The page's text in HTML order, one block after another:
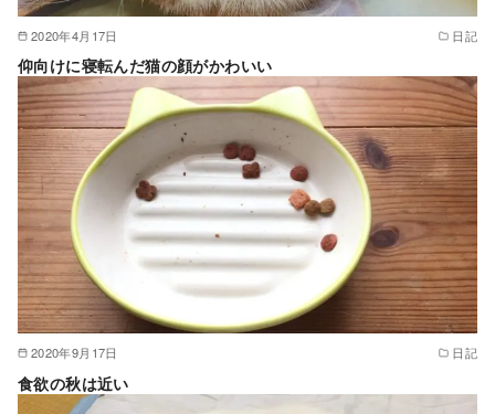
2020年4月17日 日記
仰向けに寝転んだ猫の顔がかわいい
2020年9月17日 日記
食欲の秋は近い